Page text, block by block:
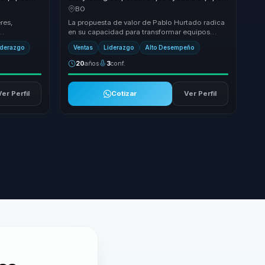
en
Perfil
a convertir prospeccion y cierre en alto
BO
La propuesta de valor de Pablo Hurtado radica
en su capacidad para transformar equipos
comerciales en motores de alto rendimiento.
Con má...
Ventas Liderazgo Alto Desempeño
20años 3conf.
Cotizar Ver Perfil